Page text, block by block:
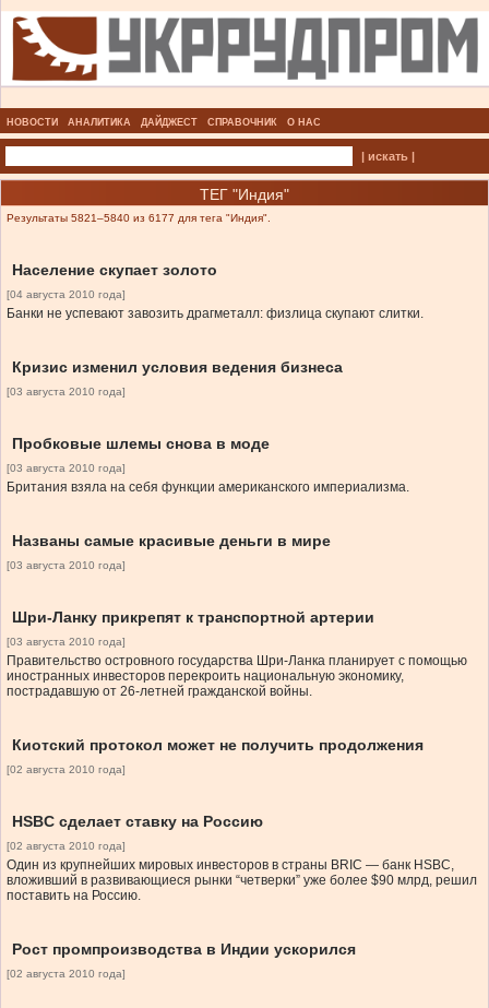
НОВОСТИ АНАЛИТИКА ДАЙДЖЕСТ СПРАВОЧНИК О НАС
| искать |
ТЕГ "Индия"
Результаты 5821–5840 из 6177 для тега "Индия".
Население скупает золото
[04 августа 2010 года]
Банки не успевают завозить драгметалл: физлица скупают слитки.
Кризис изменил условия ведения бизнеса
[03 августа 2010 года]
Пробковые шлемы снова в моде
[03 августа 2010 года]
Британия взяла на себя функции американского империализма.
Названы самые красивые деньги в мире
[03 августа 2010 года]
Шри-Ланку прикрепят к транспортной артерии
[03 августа 2010 года]
Правительство островного государства Шри-Ланка планирует с помощью
иностранных инвесторов перекроить национальную экономику,
пострадавшую от 26-летней гражданской войны.
Киотский протокол может не получить продолжения
[02 августа 2010 года]
HSBC сделает ставку на Россию
[02 августа 2010 года]
Один из крупнейших мировых инвесторов в страны BRIC — банк HSBC,
вложивший в развивающиеся рынки “четверки” уже более $90 млрд, решил
поставить на Россию.
Рост промпроизводства в Индии ускорился
[02 августа 2010 года]